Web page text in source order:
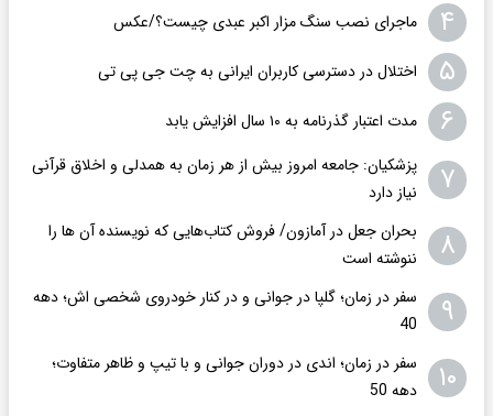
۴ ماجرای نصب سنگ مزار اکبر عبدی چیست؟/عکس
۵ اختلال در دسترسی کاربران ایرانی به چت جی پی تی
۶ مدت اعتبار گذرنامه به ۱۰ سال افزایش یابد
۷
پزشکیان: جامعه امروز بیش از هر زمان به همدلی و اخلاق قرآنی
نیاز دارد
۸
بحران جعل در آمازون/ فروش کتاب‌هایی که نویسنده آن ها را
ننوشته است
۹
سفر در زمان؛ گلپا در جوانی و در کنار خودروی شخصی اش؛ دهه
40
۱۰
سفر در زمان؛ اندی در دوران جوانی و با تیپ و ظاهر متفاوت؛
دهه 50